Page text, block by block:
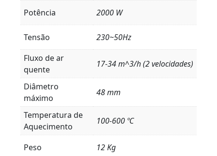
Potência 2000 W
Tensão
230~50Hz
Fluxo de ar
quente
17-34 m^3/h (2 velocidades)
Diâmetro
máximo
48 mm
Temperatura de
Aquecimento
100-600 ºC
Peso 12 Kg